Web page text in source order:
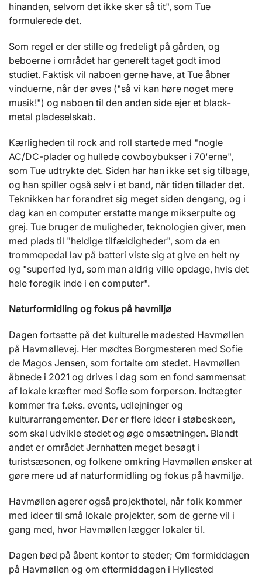
hinanden, selvom det ikke sker så tit", som Tue
formulerede det.
Som regel er der stille og fredeligt på gården, og
beboerne i området har generelt taget godt imod
studiet. Faktisk vil naboen gerne have, at Tue åbner
vinduerne, når der øves ("så vi kan høre noget mere
musik!") og naboen til den anden side ejer et black-
metal pladeselskab.
Kærligheden til rock and roll startede med "nogle
AC/DC-plader og hullede cowboybukser i 70'erne",
som Tue udtrykte det. Siden har han ikke set sig tilbage,
og han spiller også selv i et band, når tiden tillader det.
Teknikken har forandret sig meget siden dengang, og i
dag kan en computer erstatte mange mikserpulte og
grej. Tue bruger de muligheder, teknologien giver, men
med plads til "heldige tilfældigheder", som da en
trommepedal lav på batteri viste sig at give en helt ny
og "superfed lyd, som man aldrig ville opdage, hvis det
hele foregik inde i en computer".
Naturformidling og fokus på havmiljø
Dagen fortsatte på det kulturelle mødested Havmøllen
på Havmøllevej. Her mødtes Borgmesteren med Sofie
de Magos Jensen, som fortalte om stedet. Havmøllen
åbnede i 2021 og drives i dag som en fond sammensat
af lokale kræfter med Sofie som forperson. Indtægter
kommer fra f.eks. events, udlejninger og
kulturarrangementer. Der er flere ideer i støbeskeen,
som skal udvikle stedet og øge omsætningen. Blandt
andet er området Jernhatten meget besøgt i
turistsæsonen, og folkene omkring Havmøllen ønsker at
gøre mere ud af naturformidling og fokus på havmiljø.
Havmøllen agerer også projekthotel, når folk kommer
med ideer til små lokale projekter, som de gerne vil i
gang med, hvor Havmøllen lægger lokaler til.
Dagen bød på åbent kontor to steder; Om formiddagen
på Havmøllen og om eftermiddagen i Hyllested